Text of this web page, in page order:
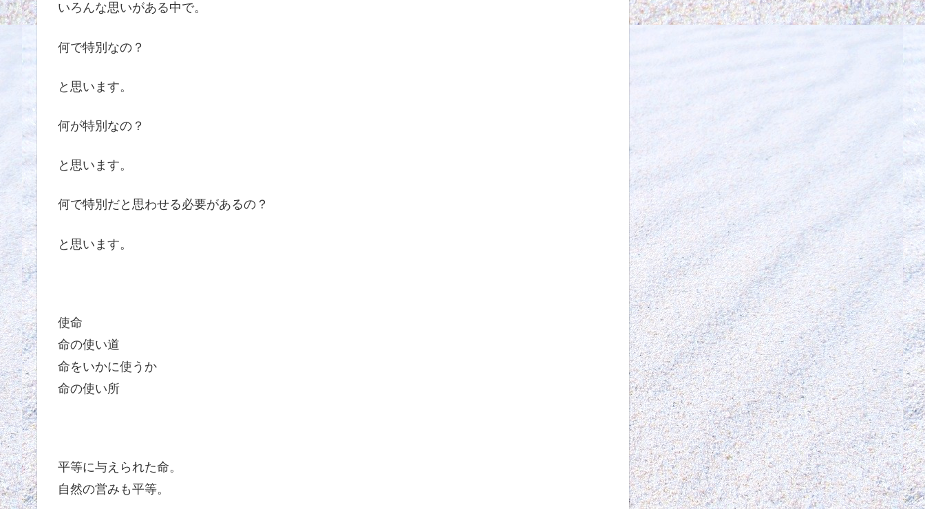
いろんな思いがある中で。
何で特別なの？
と思います。
何が特別なの？
と思います。
何で特別だと思わせる必要があるの？
と思います。
使命
命の使い道
命をいかに使うか
命の使い所
平等に与えられた命。
自然の営みも平等。